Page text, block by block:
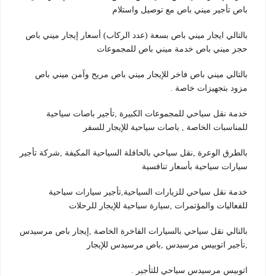
باص تأجير ميني باص مع توصيل واستلام
بالتالي ايجار ميني باص بسعة (عدد الركاب) أسعار إيجار ميني باص
حجز ميني باص خدمة ميني باص للمجموعات
بالتالي ميني باص فاخر للإيجار ميني باص مريح وآمن ميني باص
مزود بتجهيزات خاصة .
خدمة نقل سياحي للمجموعات الكبيرة ,تأجير باصات سياحية
للمناسبات الخاصة , باصات سياحية للإيجار للسفر
بالطرق الوعرة ,نقل سياحي بالحافلة السياحية المكيفة ,شركة تأجير
سيارات سياحية بأسعار تنافسية
خدمة نقل سياحي للزيارات السياحية,تأجير سيارات سياحية
للفعاليات والمؤتمرات ,سيارة سياحية للإيجار للرحلات
بالتالي نقل سياحي بالسيارات الفاخرة الخاصة ,إيجار باص مرسيدس
,تأجير اتوبيس مرسيدس ,باص مرسيدس للإيجار
اتوبيس مرسيدس سياحي للتأجير .